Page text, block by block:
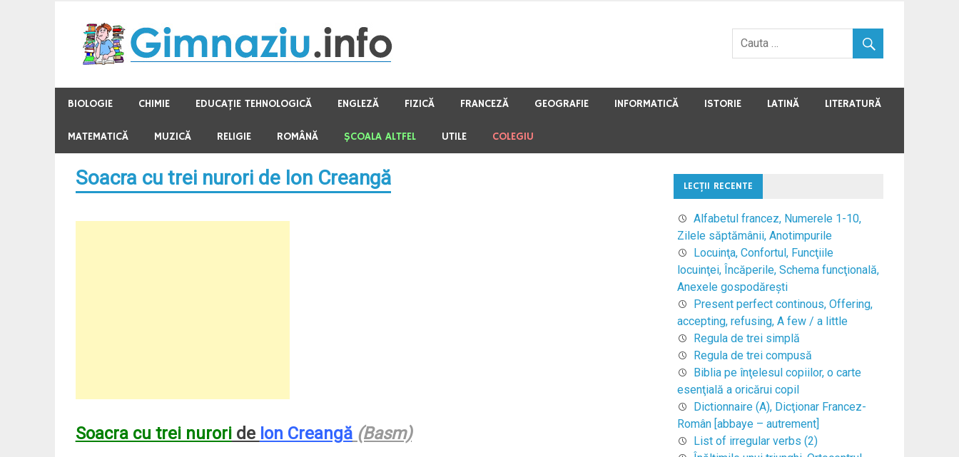
content
BIOLOGIE CHIMIE EDUCAŢIE TEHNOLOGICĂ ENGLEZĂ FIZICĂ FRANCEZĂ GEOGRAFIE INFORMATICĂ ISTORIE LATINĂ LITERATURĂ
MATEMATICĂ MUZICĂ RELIGIE ROMÂNĂ ŞCOALA ALTFEL UTILE COLEGIU
Soacra cu trei nurori de Ion Creangă
Soacra cu trei nuroride Ion Creangă(Basm)
LECŢII RECENTE
Alfabetul francez, Numerele 1-10,
Zilele săptămânii, Anotimpurile
Locuinţa, Confortul, Funcţiile
locuinţei, Încăperile, Schema funcţională,
Anexele gospodăreşti
Present perfect continous, Offering,
accepting, refusing, A few / a little
Regula de trei simplă
Regula de trei compusă
Biblia pe înţelesul copiilor, o carte
esenţială a oricărui copil
Dictionnaire (A), Dicţionar Francez-
Român [abbaye – autrement]
List of irregular verbs (2)